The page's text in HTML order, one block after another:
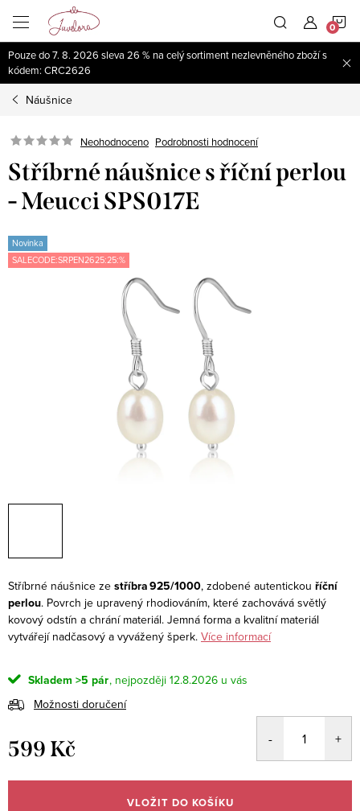
obsah
Pouze do 7. 8. 2026 sleva 26 % na celý sortiment nezlevněného zboží s
kódem: CRC2626
Náušnice
Neohodnoceno Podrobnosti hodnocení
Stříbrné náušnice s říční perlou
- Meucci SPS017E
Novinka
SALECODE:SRPEN2625:25:%
Stříbrné náušnice ze stříbra 925/1000, zdobené autentickou říční
perlou. Povrch je upravený rhodiováním, které zachovává světlý
kovový odstín a chrání materiál. Jemná forma a kvalitní materiál
vytvářejí nadčasový a vyvážený šperk. Více informací
Skladem >5 pár
12.8.2026
Možnosti doručení
599 Kč
cena:
VLOŽIT DO KOŠÍKU